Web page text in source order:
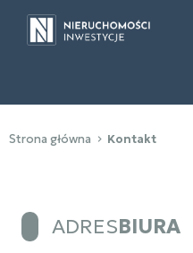
Strona główna Kontakt
ADRESBIURA